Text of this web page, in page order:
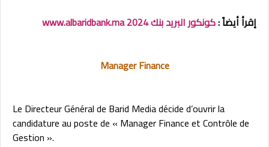
إقرأ أيضاً :كونكور البريد بنك 2024 www.albaridbank.ma
Manager Finance
Le Directeur Général de Barid Media décide d’ouvrir la
candidature au poste de « Manager Finance et Contrôle de
Gestion ».